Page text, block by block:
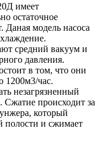
имеет
остаточное
модель насоса
средний вакуум и
давления.
в том, что они
1200м3/час.
незагрязненный
происходит за
который
полости и сжимает